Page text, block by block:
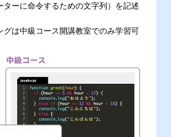
ーに命令するための文字列）を記述
は中級コース開講教室でのみ学習可